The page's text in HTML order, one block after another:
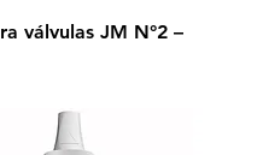
válvulas JM N°2 –